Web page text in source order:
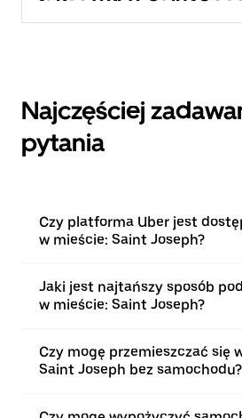
Najczęściej
pytania
Czy platforma Uber jest
w mieście: Saint Joseph?
Jaki jest najtańszy sposób
w mieście: Saint Joseph?
Czy mogę przemieszczać się
Saint Joseph bez samochodu?